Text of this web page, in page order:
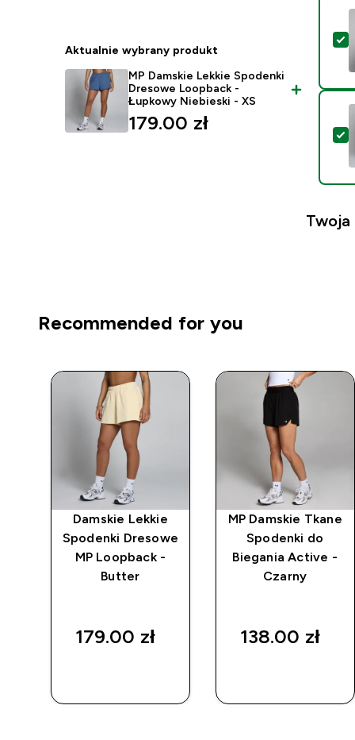
Aktualnie wybrany produkt
MP Damskie Lekkie Spodenki
Dresowe Loopback -
Łupkowy Niebieski - XS
179.00 zł‎
Twoja
Recommended for you
Damskie Lekkie
Spodenki Dresowe
MP Loopback -
Butter
179.00 zł‎
MP Damskie Tkane
Spodenki do
Biegania Active -
Czarny
138.00 zł‎